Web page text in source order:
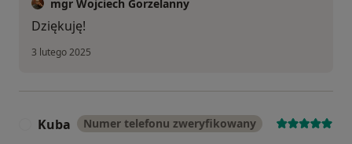
mgr Wojciech Gorzelanny
Dziękuję!
3 lutego 2025
Kuba Numer telefonu zweryfikowany